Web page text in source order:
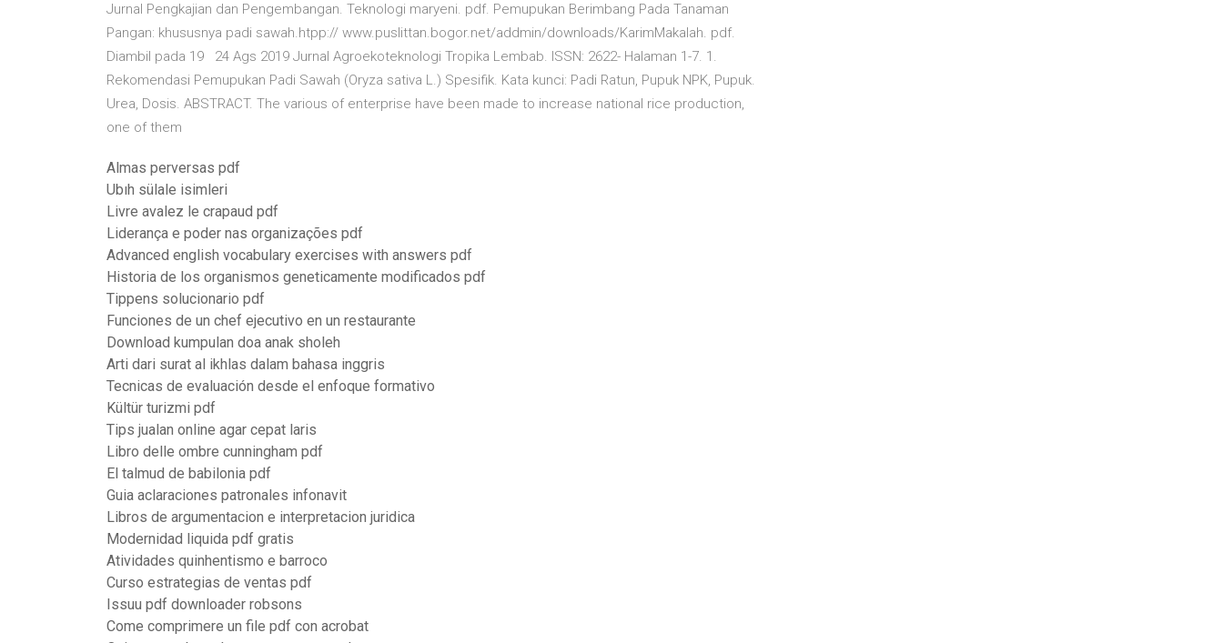
Jurnal Pengkajian dan Pengembangan. Teknologi maryeni. pdf. Pemupukan Berimbang Pada Tanaman
Pangan: khususnya padi sawah.htpp:// www.puslittan.bogor.net/addmin/downloads/KarimMakalah. pdf.
Diambil pada 19 24 Ags 2019 Jurnal Agroekoteknologi Tropika Lembab. ISSN: 2622- Halaman 1-7. 1.
Rekomendasi Pemupukan Padi Sawah (Oryza sativa L.) Spesifik. Kata kunci: Padi Ratun, Pupuk NPK, Pupuk.
Urea, Dosis. ABSTRACT. The various of enterprise have been made to increase national rice production,
one of them
Almas perversas pdf
Ubıh sülale isimleri
Livre avalez le crapaud pdf
Liderança e poder nas organizações pdf
Advanced english vocabulary exercises with answers pdf
Historia de los organismos geneticamente modificados pdf
Tippens solucionario pdf
Funciones de un chef ejecutivo en un restaurante
Download kumpulan doa anak sholeh
Arti dari surat al ikhlas dalam bahasa inggris
Tecnicas de evaluación desde el enfoque formativo
Kültür turizmi pdf
Tips jualan online agar cepat laris
Libro delle ombre cunningham pdf
El talmud de babilonia pdf
Guia aclaraciones patronales infonavit
Libros de argumentacion e interpretacion juridica
Modernidad liquida pdf gratis
Atividades quinhentismo e barroco
Curso estrategias de ventas pdf
Issuu pdf downloader robsons
Come comprimere un file pdf con acrobat